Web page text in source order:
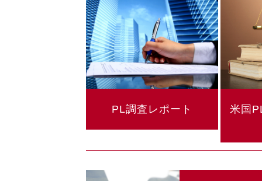
PL調査レポート 米国